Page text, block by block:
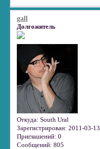
gall
Долгожитель
Откуда: South Ural
Зарегистрирован: 2011-03-13
Приглашений: 0
Сообщений: 805